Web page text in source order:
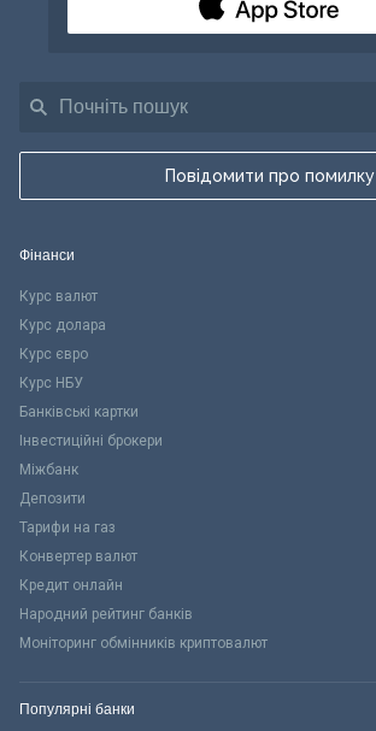
Повідомити про помилку
Фінанси
Курс валют
Курс долара
Курс євро
Курс НБУ
Банківські картки
Інвестиційні брокери
Міжбанк
Депозити
Тарифи на газ
Конвертер валют
Кредит онлайн
Народний рейтинг банків
Моніторинг обмінників криптовалют
Популярні банки